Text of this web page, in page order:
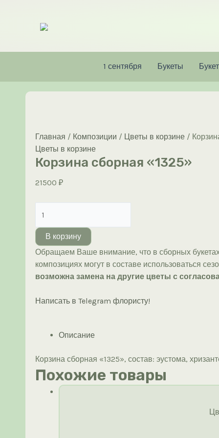
содержимому
1 сентября Букеты
Главная / Композиции / Цветы в корзине /
Цветы в корзине
Корзина сборная «1325»
21500 ₽
товара
Корзина
сборная
«1325»
В корзину
Обращаем Ваше внимание, что в сборных
композициях могут в составе использоваться
возможна замена на другие цветы с
Написать в Telegram флористу!
Описание
Корзина сборная «1325», состав: эустома,
Похожие товары